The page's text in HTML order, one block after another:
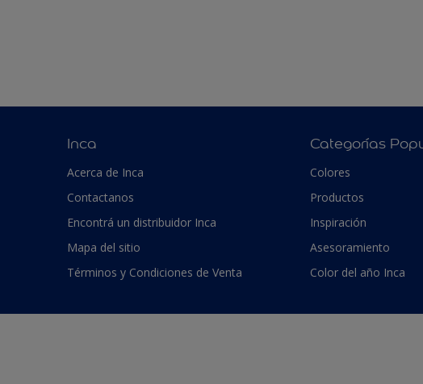
Inca
Acerca de Inca
Contactanos
Encontrá un distribuidor Inca
Mapa del sitio
Términos y Condiciones de Venta
Categorías
Colores
Productos
Inspiración
Asesoramiento
Color del año Inca